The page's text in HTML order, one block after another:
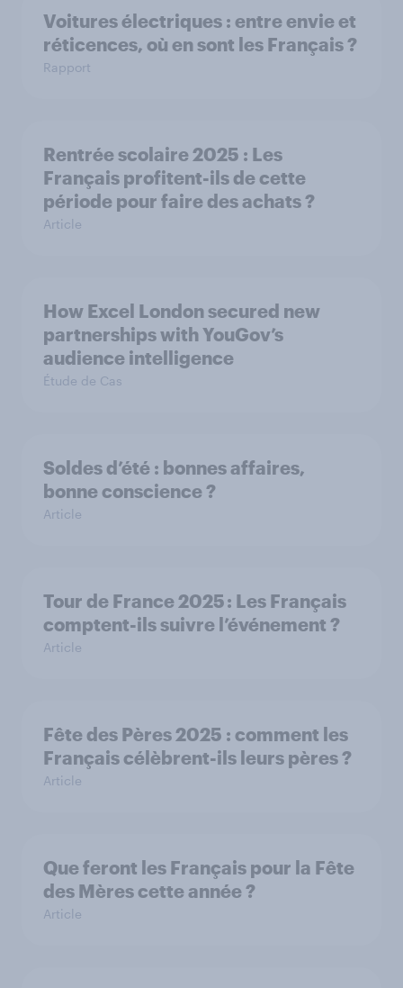
Voitures électriques : entre envie et
réticences, où en sont les Français ?
Rapport
Rentrée scolaire 2025 : Les
Français profitent-ils de cette
période pour faire des achats ?
Article
How Excel London secured new
partnerships with YouGov’s
audience intelligence
Étude de Cas
Soldes d’été : bonnes affaires,
bonne conscience ?
Article
Tour de France 2025 : Les Français
comptent-ils suivre l’événement ?
Article
Fête des Pères 2025 : comment les
Français célèbrent-ils leurs pères ?
Article
Que feront les Français pour la Fête
des Mères cette année ?
Article